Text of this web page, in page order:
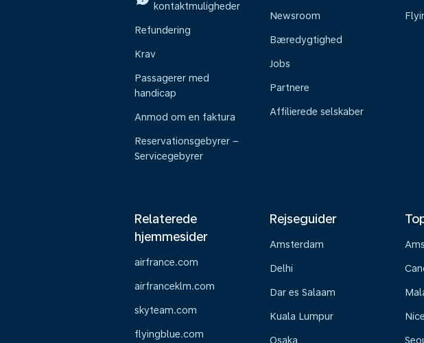
kontaktmuligheder
Refundering
Krav
Passagerer med
handicap
Anmod om en faktura
Reservationsgebyrer –
Servicegebyrer
Newsroom
Bæredygtighed
Jobs
Partnere
Affilierede selskaber
Relaterede
hjemmesider
airfrance.com
airfranceklm.com
skyteam.com
flyingblue.com
Rejseguider
Amsterdam
Delhi
Dar es Salaam
Kuala Lumpur
Osaka
Nice